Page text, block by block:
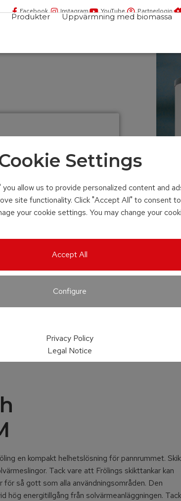
Facebook Instagram YouTube Partnerlogin
Produkter Uppvärmning med biomassa
en kompakt helhetslösning för pannrummet.
Tack vare att Frölings skikttankar kan
så gott som alla användningsområden. Den
hög energitillgång från solvärmeanläggningen.
Settings
allow us to provide personalized content and
site functionality. Click "Accept All" to consent
your cookie settings. You may change your
Accept All
Configure
Privacy Policy
Legal Notice